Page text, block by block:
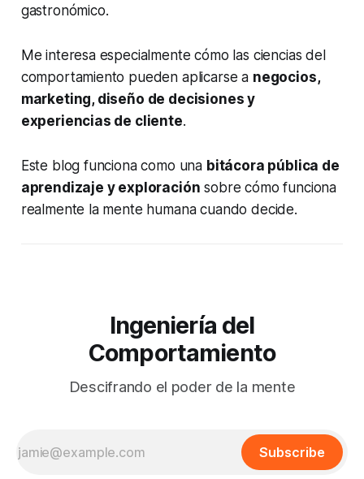
gastronómico.
Me interesa especialmente cómo las ciencias del
comportamiento pueden aplicarse a negocios,
marketing, diseño de decisiones y
experiencias de cliente.
Este blog funciona como una bitácora pública de
aprendizaje y exploración sobre cómo funciona
realmente la mente humana cuando decide.
Ingeniería del
Comportamiento
Descifrando el poder de la mente
Subscribe